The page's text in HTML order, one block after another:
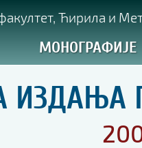
Ћирила и
МОНОГРАФИЈЕ
ИЗДАЊА